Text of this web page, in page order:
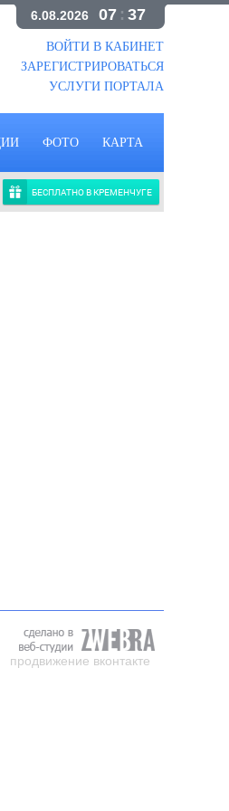
6.08.2026 07 : 37
ВОЙТИ В КАБИНЕТ
ЗАРЕГИСТРИРОВАТЬСЯ
УСЛУГИ ПОРТАЛА
ФОТО КАРТА
БЕСПЛАТНО В КРЕМЕНЧУГЕ
продвижение вконтакте